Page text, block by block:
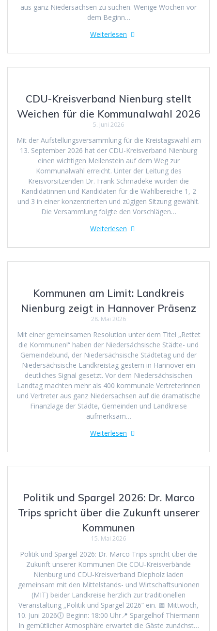
aus ganz Niedersachsen zu suchen. Wenige Wochen vor
dem Beginn…
Weiterlesen
CDU-Kreisverband Nienburg stellt
Weichen für die Kommunalwahl 2026
5. Juni 2026
Mit der Aufstellungsversammlung für die Kreistagswahl am
13. September 2026 hat der CDU-Kreisverband Nienburg
einen wichtigen Meilenstein auf dem Weg zur
Kommunalwahl erreicht. Unter der Leitung des
Kreisvorsitzenden Dr. Frank Schmädeke wurden die
Kandidatinnen und Kandidaten für die Wahlbereiche 1, 2
und 3 in einer konzentrierten und zügigen Sitzung gewählt.
Die Versammlung folgte den Vorschlägen…
Weiterlesen
Kommunen am Limit: Landkreis
Nienburg zeigt in Hannover Präsenz
28. Mai 2026
Mit einer gemeinsamen Resolution unter dem Titel „Rettet
die Kommunen!“ haben der Niedersächsische Städte- und
Gemeindebund, der Niedersächsische Städtetag und der
Niedersächsische Landkreistag gestern in Hannover ein
deutliches Signal gesetzt. Vor dem Niedersächsischen
Landtag machten mehr als 400 kommunale Vertreterinnen
und Vertreter aus ganz Niedersachsen auf die dramatische
Finanzlage der Städte, Gemeinden und Landkreise
aufmerksam…
Weiterlesen
Politik und Spargel 2026: Dr. Marco
Trips spricht über die Zukunft unserer
Kommunen
15. Mai 2026
Politik und Spargel 2026: Dr. Marco Trips spricht über die
Zukunft unserer Kommunen Die CDU-Kreisverbände
Nienburg und CDU-Kreisverband Diepholz laden
gemeinsam mit den Mittelstands- und Wirtschaftsunionen
(MIT) beider Landkreise herzlich zur traditionellen
Veranstaltung „Politik und Spargel 2026“ ein. 📅 Mittwoch,
10. Juni 2026🕕 Beginn: 18:00 Uhr📍 Spargelhof Thiermann
In gemütlicher Atmosphäre erwartet die Gäste zunächst…